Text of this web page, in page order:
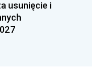
usunięcie i